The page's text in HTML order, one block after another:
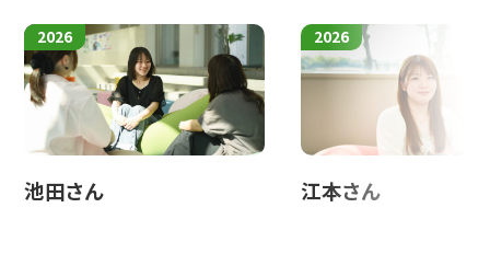
ている様子を拝見することがあります。
先ほど申し上げたように、現在は観光モデルコースの中に組み込
まれている火幡神社ですが、興味のない人から見れば、何の変哲も
ないただの神社です。その他の寺院や神社、古墳や遺跡などの宗教
関係施設も皆そうです。ならばなぜこのような宗教関係施設が、観光
スポットとして組み込まれるのかということについて考えてみまし
2026
池田さん
2026
江本さん